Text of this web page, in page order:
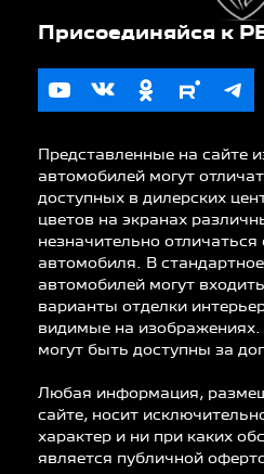
Представленные на сайте
автомобилей могут
доступных в дилерских
цветов на экранах
незначительно отличаться
автомобиля. В
автомобилей могут
варианты отделки
видимые на
могут быть доступны за
Любая информация,
сайте, носит
характер и ни при каких
является публичной